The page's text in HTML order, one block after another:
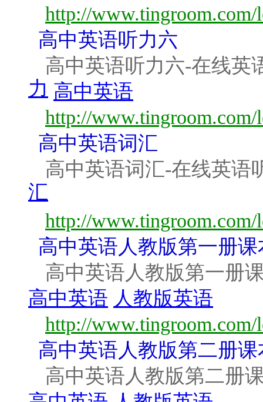
http://www.tingroom.com/
高中英语听力六
高中英语听力六-在线英
力 高中英语
http://www.tingroom.com/
高中英语词汇
高中英语词汇-在线英语
汇
http://www.tingroom.com/
高中英语人教版第一册
高中英语人教版第一册
高中英语 人教版英语
http://www.tingroom.com/
高中英语人教版第二册
高中英语人教版第二册